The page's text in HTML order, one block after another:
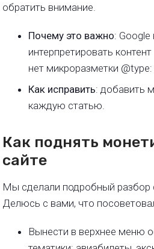
обратить внимание.
Почему это важно:
интерпретировать
нет микроразметки @type:
Как исправить: добавить
каждую статью.
Как поднять
сайте
Мы сделали подробный разбор
Делюсь с вами, что
Вынести в верхнее меню